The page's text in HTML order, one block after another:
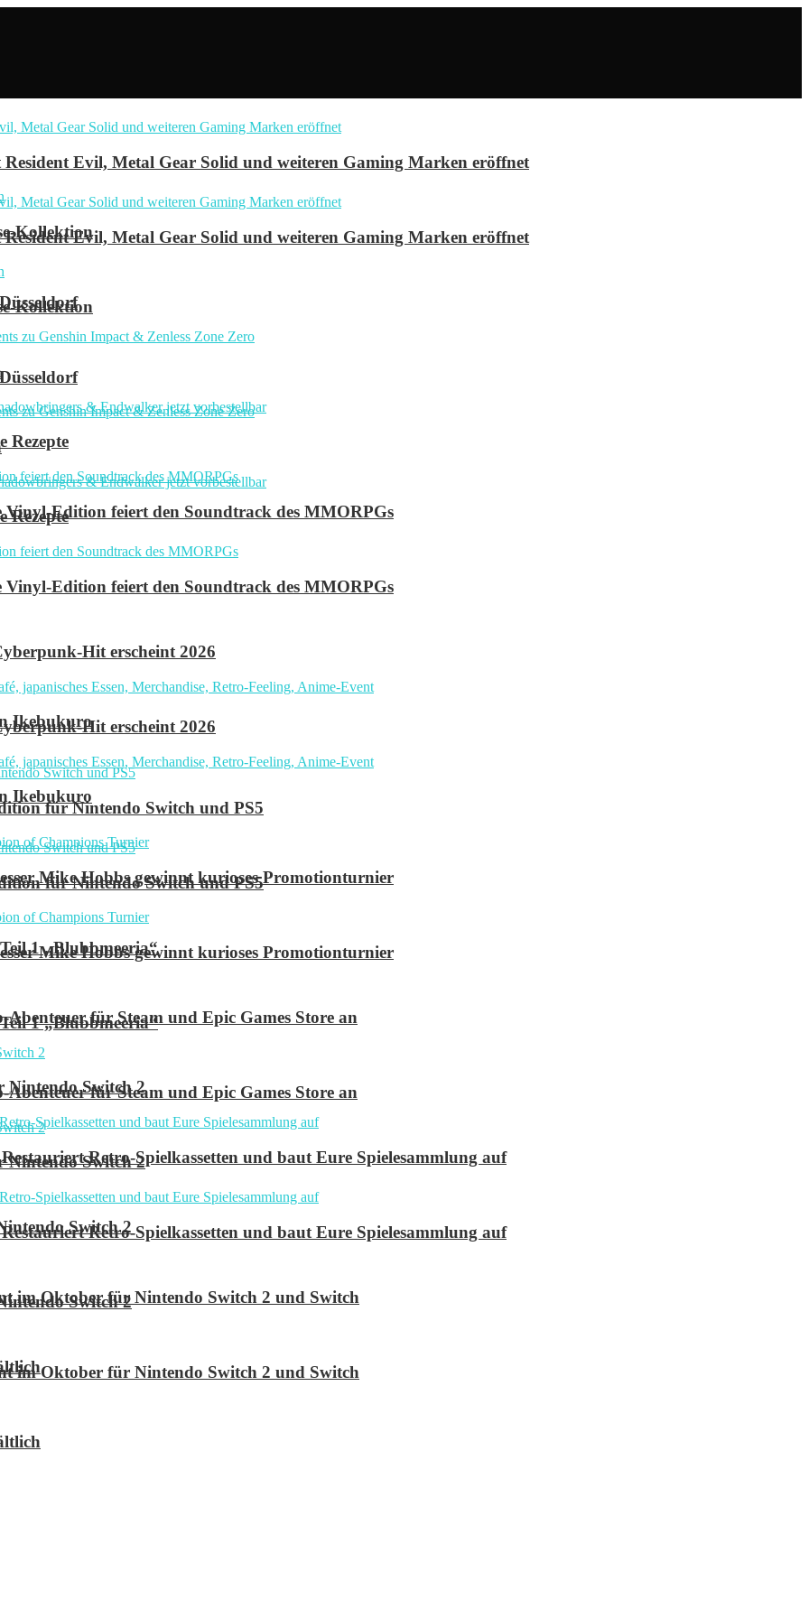
Evil, Metal Gear Solid und weiteren Gaming Marken eröffnet
Kollektion
Rezepte
Edition feiert den Soundtrack des MMORPGs
Hit erscheint 2026
Ikebukuro
für Nintendo Switch und PS5
Mike Hobbs gewinnt kurioses Promotionturnier
1 „Blubbmeeria“
für Steam und Epic Games Store an
Nintendo Switch 2
Retro-Spielkassetten und baut Eure Spielesammlung auf
Switch 2
im Oktober für Nintendo Switch 2 und Switch
Evil, Metal Gear Solid und weiteren Gaming Marken eröffnet
Kollektion
Rezepte
Edition feiert den Soundtrack des MMORPGs
Hit erscheint 2026
Ikebukuro
für Nintendo Switch und PS5
Mike Hobbs gewinnt kurioses Promotionturnier
1 „Blubbmeeria“
für Steam und Epic Games Store an
Nintendo Switch 2
Retro-Spielkassetten und baut Eure Spielesammlung auf
Switch 2
im Oktober für Nintendo Switch 2 und Switch